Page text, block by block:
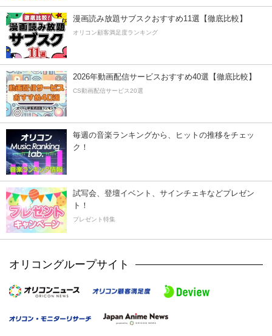
漫画読み放題サブスクおすすめ11選【徹底比較】
オリコン顧客満足度ランキング
2026年動画配信サービスおすすめ40選【徹底比較】
CS動画配信サービス20選
毎週の音楽ランキングから、ヒットの推移をチェッ
ク！
試写会、登壇イベント、サインチェキなどプレゼン
ト！
プレゼント特集
オリコングループサイト